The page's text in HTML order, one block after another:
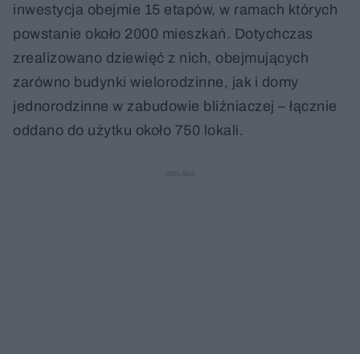
inwestycja obejmie 15 etapów, w ramach których
powstanie około 2000 mieszkań. Dotychczas
zrealizowano dziewięć z nich, obejmujących
zarówno budynki wielorodzinne, jak i domy
jednorodzinne w zabudowie bliźniaczej – łącznie
oddano do użytku około 750 lokali.